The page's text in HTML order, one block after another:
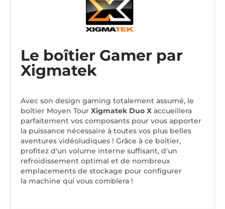
Le boîtier Gamer par
Xigmatek
Avec son design gaming totalement assumé, le
boîtier Moyen Tour Xigmatek Duo X accueillera
parfaitement vos composants pour vous apporter
la puissance nécessaire à toutes vos plus belles
aventures vidéoludiques ! Grâce à ce boîtier,
profitez d'un volume interne suffisant, d'un
refroidissement optimal et de nombreux
emplacements de stockage pour configurer
la machine qui vous comblera !